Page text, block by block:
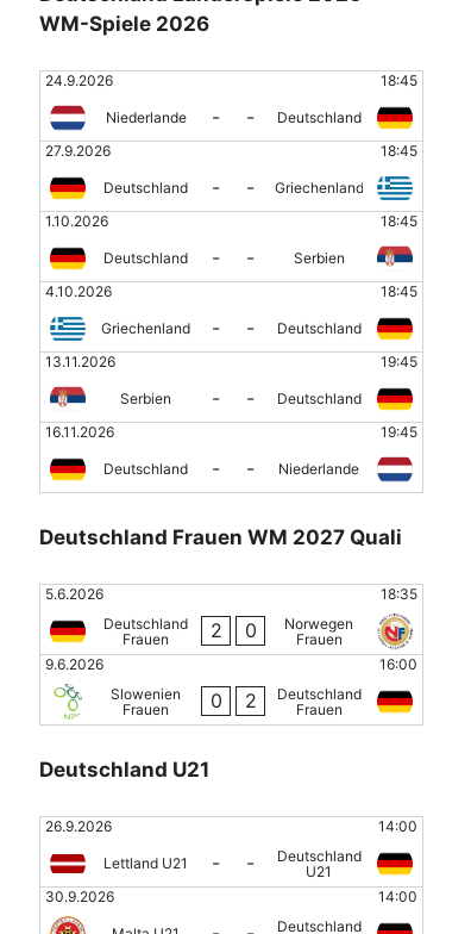
WM-Spiele 2026
24.9.2026 18:45
Niederlande - -
Deutschland
27.9.2026
18:45
Deutschland - -
Griechenland
1.10.2026
18:45
Deutschland - -
Serbien
4.10.2026
18:45
Griechenland - -
Deutschland
13.11.2026
19:45
Serbien - -
Deutschland
16.11.2026
19:45
Deutschland - - Niederlande
Deutschland Frauen WM 2027 Quali
5.6.2026
18:35
Deutschland
Frauen
2 0
Norwegen
Frauen
9.6.2026
16:00
Slowenien
Frauen
0 2
Deutschland
Frauen
Deutschland U21
26.9.2026 14:00
Lettland U21 - -
Deutschland
U21
30.9.2026
14:00
Deutschland